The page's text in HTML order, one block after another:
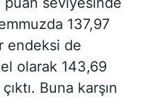
137,97
endeksi de
olarak 143,69
Buna karşın